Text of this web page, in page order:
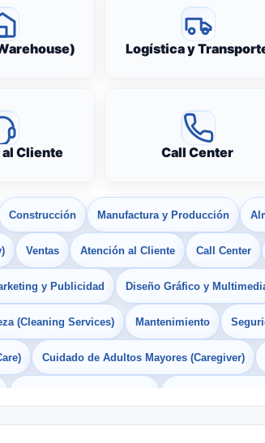
Logística y
Cliente Call Center
Construcción Manufactura y Producción
Ventas Atención al Cliente Call Center
y Publicidad Diseño Gráfico y
(Cleaning Services) Mantenimiento
Cuidado de Adultos Mayores (Caregiver)
Estudiantes Empleos Bilingües (English/